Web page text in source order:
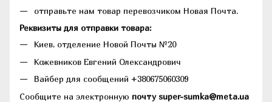
отправьте нам товар перевозчиком Новая Почта.
Реквизиты для отправки товара:
Киев, отделение Новой Почты №20
Кожевников Евгений Олександрович
Вайбер для сообщений +380675060309
Сообщите на электронную почту super-sumka@meta.ua